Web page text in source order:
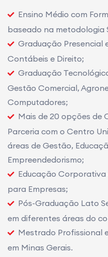
Ensino Médio com
baseado na metodologia
Graduação Presencial
Contábeis e Direito;
Graduação
Gestão Comercial,
Computadores;
Mais de 20 opções de
Parceria com o Centro
áreas de Gestão,
Empreendedorismo;
Educação Corporativa
para Empresas;
Pós-Graduação Lato
em diferentes áreas do
Mestrado Profissional
em Minas Gerais.